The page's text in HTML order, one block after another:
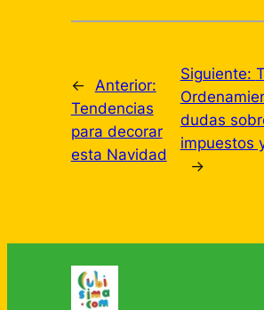
←
Anterior:
Tendencias
para decorar
esta Navidad
Siguiente:
dudas
impuestos
→